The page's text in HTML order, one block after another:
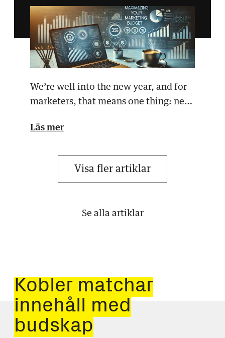
We’re well into the new year, and for
marketers, that means one thing: new
Läs mer
Visa fler artiklar
Se alla artiklar
Kobler matchar
innehåll med
budskap